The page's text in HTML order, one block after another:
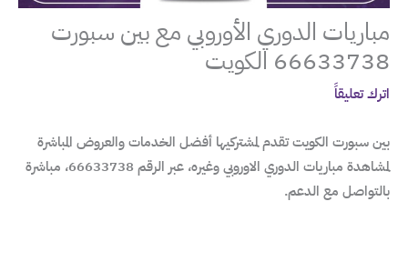
مباريات الدوري الأوروبي مع بين سبورت
66633738 الكويت
اترك تعليقاً
بين سبورت الكويت تقدم لمشتركيها أفضل الخدمات والعروض المباشرة
لمشاهدة مباريات الدوري الاوروبي وغيره، عبر الرقم 66633738، مباشرة
بالتواصل مع الدعم.